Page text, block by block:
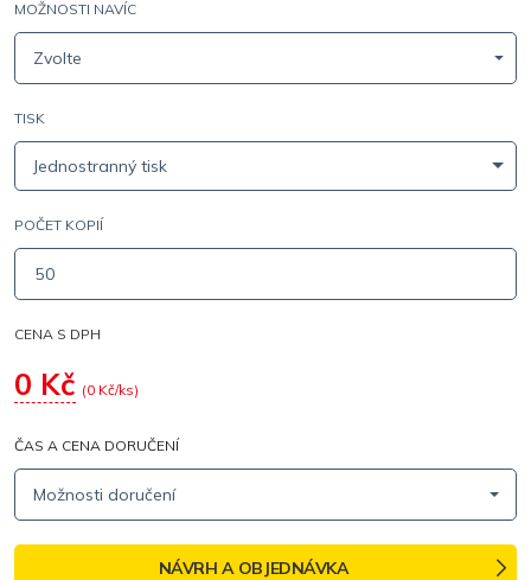
MOŽNOSTI NAVÍC
Zvolte
TISK
Jednostranný tisk
POČET KOPIÍ
CENA S DPH
0 Kč (0 Kč/ks)
ČAS A CENA DORUČENÍ
Možnosti doručení
NÁVRH A OBJEDNÁVKA